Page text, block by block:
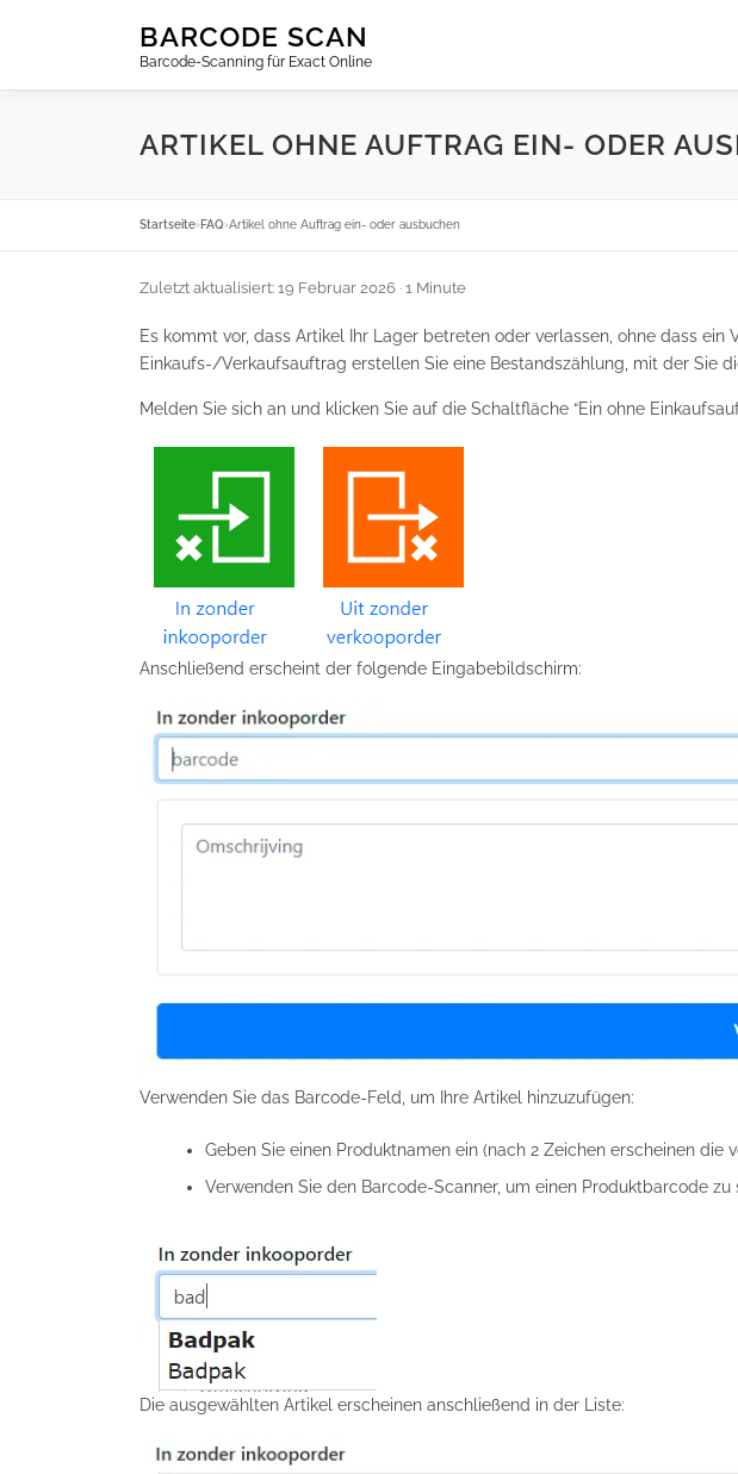
BARCODE SCAN
Barcode-Scanning für Exact Online
ARTIKEL OHNE AUFTRAG EIN- ODER
Startseite› FAQ›Artikel ohne Auftrag ein- oder ausbuchen
Zuletzt aktualisiert: 19 Februar 2026 · 1 Minute
Es kommt vor, dass Artikel Ihr Lager betreten oder verlassen, ohne dass
Einkaufs-/Verkaufsauftrag erstellen Sie eine Bestandszählung, mit der Sie
Melden Sie sich an und klicken Sie auf die Schaltfläche “Ein ohne
Anschließend erscheint der folgende Eingabebildschirm:
Verwenden Sie das Barcode-Feld, um Ihre Artikel hinzuzufügen:
Geben Sie einen Produktnamen ein (nach 2 Zeichen erscheinen die
Verwenden Sie den Barcode-Scanner, um einen Produktbarcode
Die ausgewählten Artikel erscheinen anschließend in der Liste: